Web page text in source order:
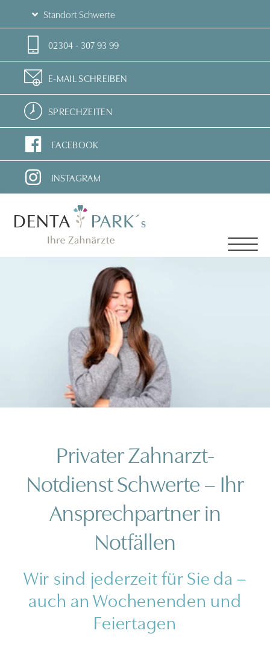
Standort Schwerte
02304 - 307 93 99
E-MAIL SCHREIBEN
SPRECHZEITEN
FACEBOOK
INSTAGRAM
Privater Zahnarzt-
Notdienst Schwerte – Ihr
Ansprechpartner in
Notfällen
Wir sind jederzeit für Sie da –
auch an Wochenenden und
Feiertagen